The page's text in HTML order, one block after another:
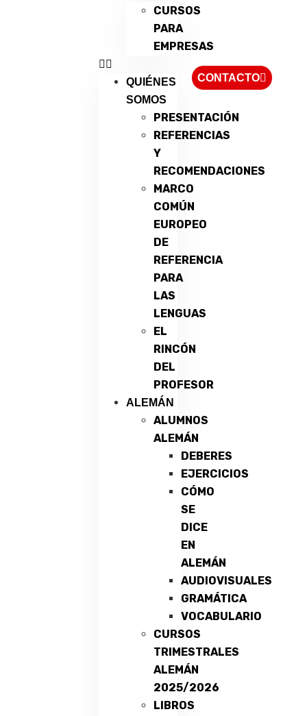
CURSOS
PARA
EMPRESAS
QUIÉNES
SOMOS
PRESENTACIÓN
REFERENCIAS
Y
RECOMENDACIONES
MARCO
COMÚN
EUROPEO
DE
REFERENCIA
PARA
LAS
LENGUAS
EL
RINCÓN
DEL
PROFESOR
ALEMÁN
ALUMNOS
ALEMÁN
DEBERES
EJERCICIOS
CÓMO
SE
DICE
EN
ALEMÁN
AUDIOVISUALES
GRAMÁTICA
VOCABULARIO
CURSOS
TRIMESTRALES
ALEMÁN
2025/2026
LIBROS
CONTACTO